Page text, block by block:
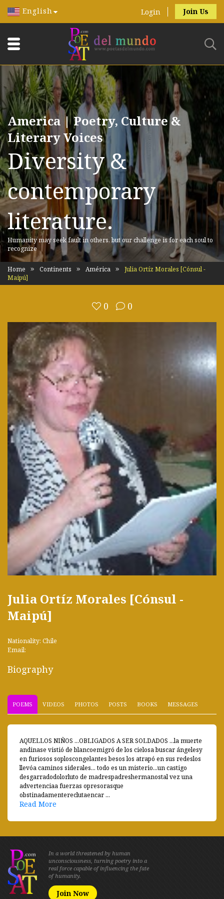
English Login Join Us
America | Poetry, Culture &
Literary Voices
Diversity &
contemporary
literature.
Humanity may seek fault in others, but our challenge is for each soul to
recognize
Home Continents América
Julia Ortíz Morales [Cónsul -
Maipú]
0 0
Julia Ortíz Morales [Cónsul -
Maipú]
Nationality: Chile
Email:
Biography
POEMS VIDEOS PHOTOS POSTS BOOKS MESSAGES
AQUELLOS NIÑOS ...OBLIGADOS A SER SOLDADOS ...la muerte
andinase vistió de blancoemigró de los cielosa buscar ángelesy
en furiosos soploscongelantes besos los atrapó en sus redeslos
llevóa caminos siderales... todo es un misterio...un castigo
desgarradodolorluto de madrespadreshermanostal vez una
advertenciaa fuerzas opresorasque
obstinadamentereclutaencar ...
Read More
In a world threatened by human
unconsciousness, turning poetry into a
real force capable of influencing the fate
of humanity.
Join Now